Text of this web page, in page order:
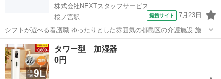
株式会社NEXTスタッフサービス
桜ノ宮駅
提携サイト 7月23日
シフトが選べる看護職 ゆったりとした雰囲気の都島区の介護施設 施設
未経験可 【アピールポイント】 *⏩最短3日でお仕事開始!スピーディ
ーでスムーズな転職* *⏩お仕事にブランクのある方も積極採用中* *⏩
シフト制で週2日～...
大阪 桜ノ宮駅 看護師
タワー型 加湿器
0円